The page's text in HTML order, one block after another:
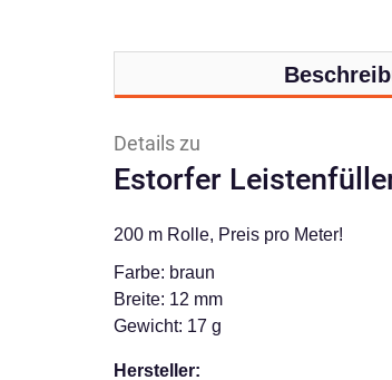
Details zu
Estorfer
200 m Rolle, Preis pro Meter!
Farbe: braun
Breite: 12 mm
Gewicht: 17 g
Hersteller: